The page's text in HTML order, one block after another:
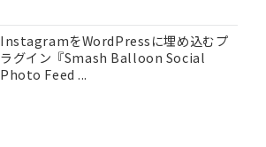
InstagramをWordPressに埋め込むプ
ラグイン『Smash Balloon Social
Photo Feed ...